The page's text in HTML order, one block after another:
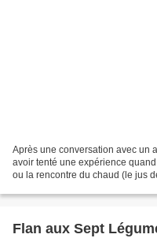
Après une conversation avec un
avoir tenté une expérience
ou la rencontre du chaud (le jus
Flan aux Sept